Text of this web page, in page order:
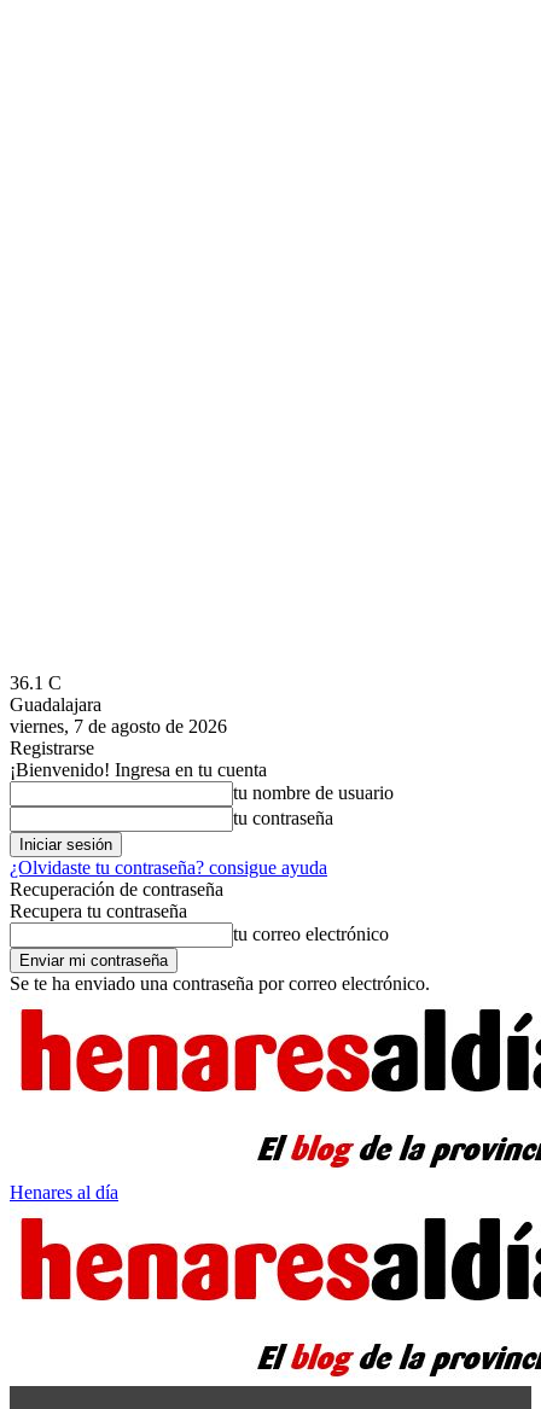
36.1 C
Guadalajara
viernes, 7 de agosto de 2026
Registrarse
¡Bienvenido! Ingresa en tu cuenta
tu nombre de usuario
tu contraseña
¿Olvidaste tu contraseña? consigue ayuda
Recuperación de contraseña
Recupera tu contraseña
tu correo electrónico
Se te ha enviado una contraseña por correo electrónico.
Henares al día